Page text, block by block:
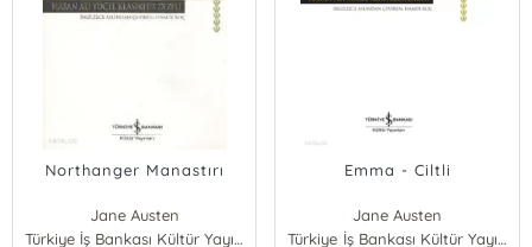
Northanger Manastırı
Jane Austen
Türkiye İş Bankası Kültür Yayınları
Emma - Ciltli
Jane Austen
Türkiye İş Bankası Kültür Yayınları